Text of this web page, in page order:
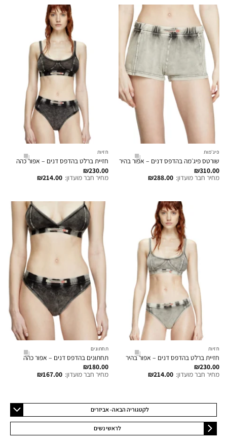
פיג'מות
שורטס פיג׳מה בהדפס דנים – אפור בהיר
₪310.00
מחיר חבר מועדון: ₪288.00
חזיות
חזיית ברלט בהדפס דנים – אפור כהה
₪230.00
מחיר חבר מועדון: ₪214.00
חזיות
חזיית ברלט בהדפס דנים – אפור בהיר
₪230.00
מחיר חבר מועדון: ₪214.00
תחתונים
תחתונים בהדפס דנים – אפור כהה
₪180.00
מחיר חבר מועדון: ₪167.00
לקטגוריה הבאה- אביזרים
לראשי נשים